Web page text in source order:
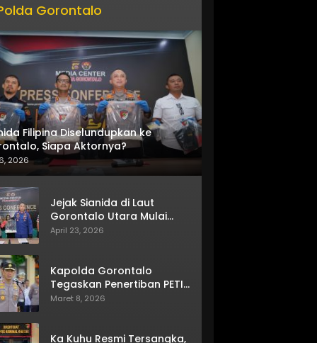
Gorontalo
Filipina Diselundupkan ke
Siapa Aktornya?
2026
Jejak Sianida di Laut
Gorontalo Utara Mulai
Terkuak
April 23, 2026
Kapolda Gorontalo
Tegaskan Penertiban PETI
Terus Berjalan
Maret 8, 2026
Ka Kuhu Resmi Tersangka,